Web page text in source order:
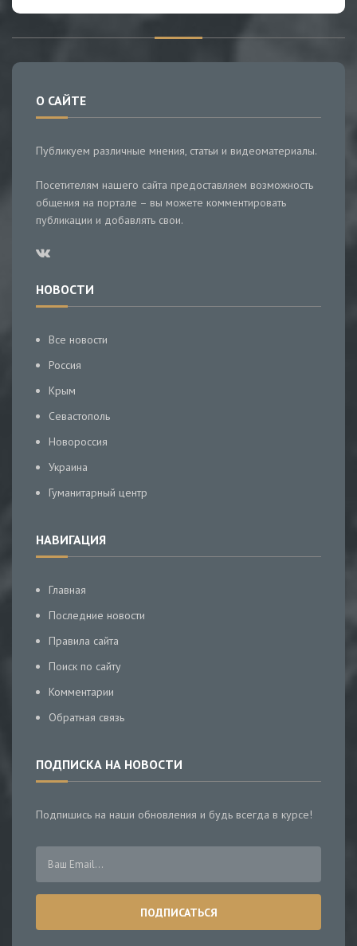
О САЙТЕ
Публикуем различные мнения, статьи и видеоматериалы.
Посетителям нашего сайта предоставляем возможность
общения на портале – вы можете комментировать
публикации и добавлять свои.
НОВОСТИ
Все новости
Россия
Крым
Севастополь
Новороссия
Украина
Гуманитарный центр
НАВИГАЦИЯ
Главная
Последние новости
Правила сайта
Поиск по сайту
Комментарии
Обратная связь
ПОДПИСКА НА НОВОСТИ
Подпишись на наши обновления и будь всегда в курсе!